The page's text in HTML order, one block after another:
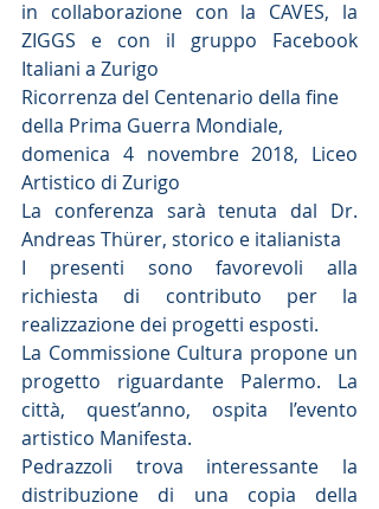
in collaborazione con la CAVES, la
ZIGGS e con il gruppo Facebook
Italiani a Zurigo
Ricorrenza del Centenario della fine
della Prima Guerra Mondiale,
domenica 4 novembre 2018, Liceo
Artistico di Zurigo
La conferenza sarà tenuta dal Dr.
Andreas Thürer, storico e italianista
I presenti sono favorevoli alla
richiesta di contributo per la
realizzazione dei progetti esposti.
La Commissione Cultura propone un
progetto riguardante Palermo. La
città, quest’anno, ospita l’evento
artistico Manifesta.
Pedrazzoli trova interessante la
distribuzione di una copia della